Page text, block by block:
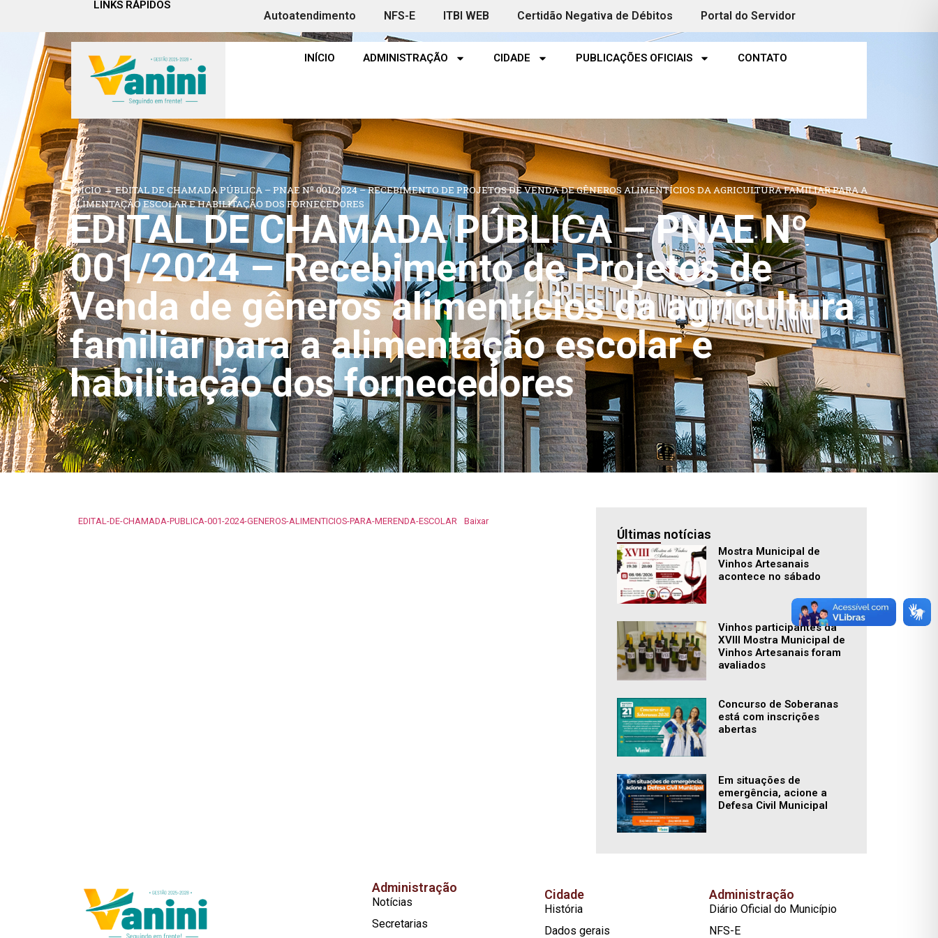
LINKS RÁPIDOS
Autoatendimento NFS-E ITBI WEB Certidão Negativa de Débitos Portal do Servidor
INÍCIO ADMINISTRAÇÃO CIDADE PUBLICAÇÕES OFICIAIS CONTATO
INÍCIO→EDITAL DE CHAMADA PÚBLICA – PNAE Nº 001/2024 – RECEBIMENTO DE PROJETOS DE VENDA DE GÊNEROS ALIMENTÍCIOS DA AGRICULTURA FAMILIAR PARA A
ALIMENTAÇÃO ESCOLAR E HABILITAÇÃO DOS FORNECEDORES
EDITAL DE CHAMADA PÚBLICA – PNAE Nº
001/2024 – Recebimento de Projetos de
Venda de gêneros alimentícios da agricultura
familiar para a alimentação escolar e
habilitação dos fornecedores
EDITAL-DE-CHAMADA-PUBLICA-001-2024-GENEROS-ALIMENTICIOS-PARA-MERENDA-ESCOLAR Baixar
Últimas notícias
Mostra Municipal de
Vinhos Artesanais
acontece no sábado
Vinhos participantes da
XVIII Mostra Municipal de
Vinhos Artesanais foram
avaliados
Concurso de Soberanas
está com inscrições
abertas
Em situações de
emergência, acione a
Defesa Civil Municipal
Administração
Notícias
Secretarias
Cidade
História
Dados gerais
Administração
Diário Oficial do Município
NFS-E